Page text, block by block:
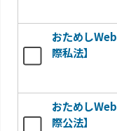
おためし
際私法】
おためし
際公法】